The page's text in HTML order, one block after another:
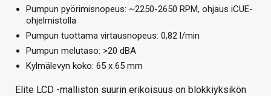
Pumpun pyörimisnopeus: ~2250-2650 RPM, ohjaus iCUE-
ohjelmistolla
Pumpun tuottama virtausnopeus: 0,82 l/min
Pumpun melutaso: >20 dBA
Kylmälevyn koko: 65 x 65 mm
Elite LCD -malliston suurin erikoisuus on blokkiyksikön